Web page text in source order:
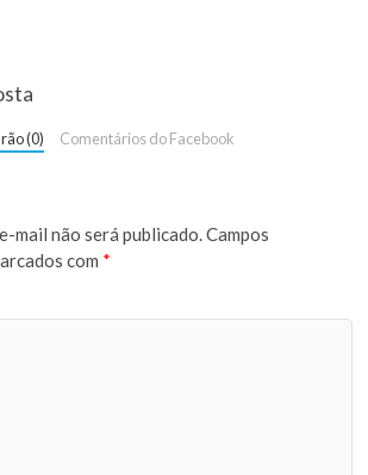
(0) Comentários do Facebook
mail não será publicado.Campos
com *